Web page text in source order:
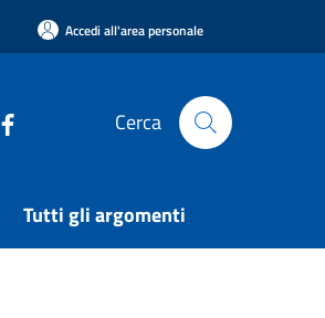
Accedi all'area personale
Cerca
Tutti gli argomenti